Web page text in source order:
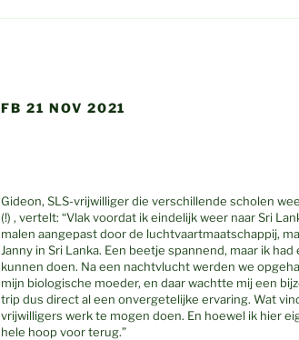
FB 21 NOV 2021
Gideon, SLS-vrijwilliger die verschillende scholen
(!) , vertelt: “Vlak voordat ik eindelijk weer naar Sri
malen aangepast door de luchtvaartmaatschappij,
Janny in Sri Lanka. Een beetje spannend, maar ik
kunnen doen. Na een nachtvlucht werden we
mijn biologische moeder, en daar wachtte mij een
trip dus direct al een onvergetelijke ervaring. Wat
vrijwilligers werk te mogen doen. En hoewel ik hier
hele hoop voor terug.”